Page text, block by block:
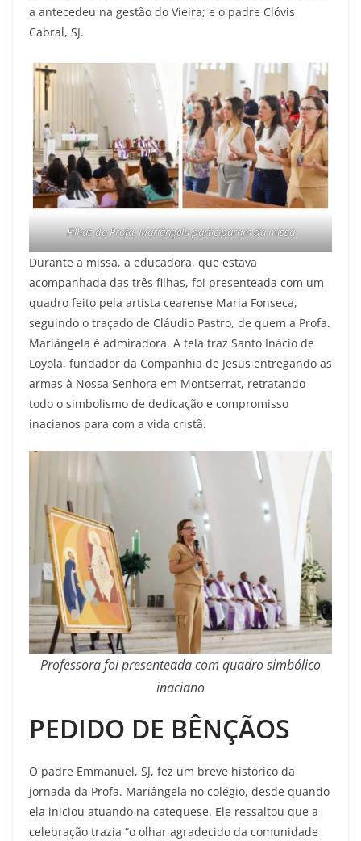
a antecedeu na gestão do Vieira; e o padre Clóvis
Cabral, SJ.
Filhas da Profa. Mariângela participaram da missa
Durante a missa, a educadora, que estava
acompanhada das três filhas, foi presenteada com um
quadro feito pela artista cearense Maria Fonseca,
seguindo o traçado de Cláudio Pastro, de quem a Profa.
Mariângela é admiradora. A tela traz Santo Inácio de
Loyola, fundador da Companhia de Jesus entregando as
armas à Nossa Senhora em Montserrat, retratando
todo o simbolismo de dedicação e compromisso
inacianos para com a vida cristã.
Professora foi presenteada com quadro simbólico
inaciano
PEDIDO DE BÊNÇÃOS
O padre Emmanuel, SJ, fez um breve histórico da
jornada da Profa. Mariângela no colégio, desde quando
ela iniciou atuando na catequese. Ele ressaltou que a
celebração trazia “o olhar agradecido da comunidade